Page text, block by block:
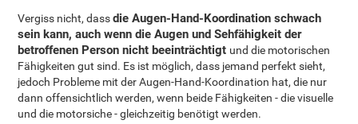
Vergiss nicht, dassdie Augen-Hand-Koordination schwach
sein kann, auch wenn die Augen und Sehfähigkeit der
betroffenen Person nicht beeinträchtigt und die motorischen
Fähigkeiten gut sind. Es ist möglich, dass jemand perfekt sieht,
jedoch Probleme mit der Augen-Hand-Koordination hat, die nur
dann offensichtlich werden, wenn beide Fähigkeiten - die visuelle
und die motorsiche - gleichzeitig benötigt werden.